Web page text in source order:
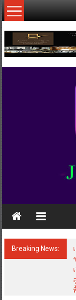
Skip
to
เว็บ
ข่าว
Breaking News: